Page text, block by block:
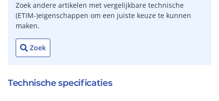
Zoek andere artikelen met vergelijkbare technische
(ETIM-)eigenschappen om een juiste keuze te kunnen
maken.
Zoek
Technische specificaties